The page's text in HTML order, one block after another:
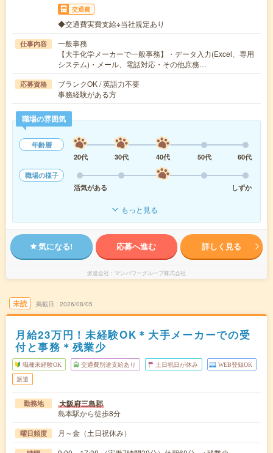
交通費
◆交通費実費支給※当社規定あり
仕事内容
一般事務
【大手化学メーカーで一般事務】・データ入力(Excel、専用
システム)・メール、電話対応・その他庶務…
応募資格
ブランクOK / 英語力不要
事務経験がある方
職場の雰囲気
年齢層
20代
30代 40代 50代
60代
職場の様子
活気がある
しずか
もっと見る
気になる! 応募へ進む 詳しく見る
派遣会社 マンパワーグループ株式会社
未読 掲載日 2026/08/05
月給23万円！未経験OK＊大手メーカーでの受
付と事務＊残業少
職種未経験OK 交通費別途支給あり 土日祝日が休み WEB登録OK
派遣
勤務地 大阪府三島郡
島本駅から徒歩8分
曜日頻度 月～金（土日祝休み）